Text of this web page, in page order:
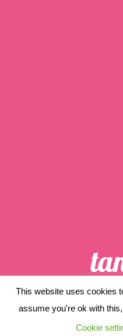
ホーム
プライバシーポリシー
©
This website uses cookies
assume you're ok with
Cookie